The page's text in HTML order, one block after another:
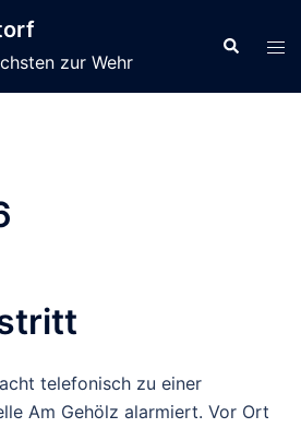
zur Wehr
Suche
telefonisch zu einer
Am Gehölz alarmiert. Vor Ort